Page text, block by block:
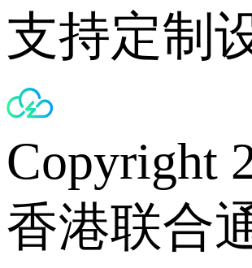
支持定制
Copyright
香港联合